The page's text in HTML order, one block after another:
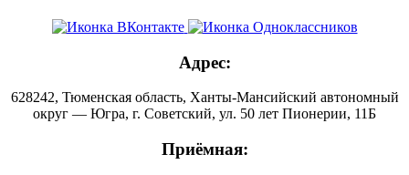
Адрес:
628242, Тюменская область, Ханты-Мансийский автономный
округ — Югра, г. Советский, ул. 50 лет Пионерии, 11Б
Приёмная: